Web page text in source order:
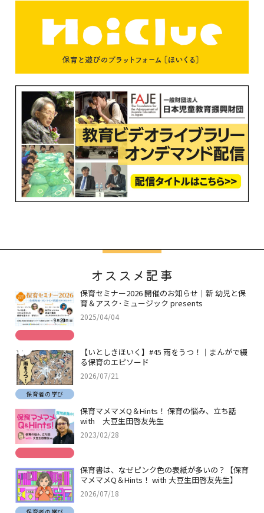
オススメ記事
保育セミナー2026 開催のお知らせ｜新 幼児と保
育＆アスク･ミュージック presents
2025/04/04
【いとしきほいく】#45 雨をうつ！｜まんがで綴
る保育のエピソード
2026/07/21
保育者の学び
保育マメマメQ＆Hints！ 保育の悩み、立ち話
with 大豆生田啓友先生
2023/02/28
保育書は、なぜピンク色の表紙が多いの？【保育
マメマメQ＆Hints！ with 大豆生田啓友先生】
2026/07/18